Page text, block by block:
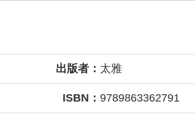
出版者： 太雅
ISBN： 9789863362791